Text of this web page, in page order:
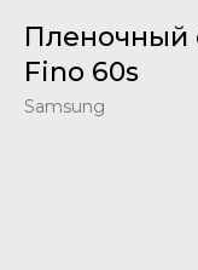
Пленочный
Fino 60s
Samsung